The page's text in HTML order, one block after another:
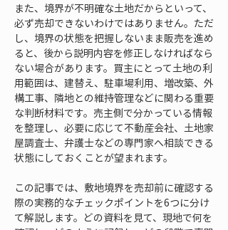
また、境界が不明確な土地だからといって、
必ず売却できないわけではありません。ただ
し、境界の状態を把握しないまま販売を進め
ると、後から説明内容を修正しなければなら
ない場合があります。買主にとって土地の利
用範囲は、建替え、駐車場利用、増改築、外
構工事、隣地との維持管理などに関わる重要
な判断材料です。売主側で分かっている情報
を整理し、必要に応じて不動産会社、土地家
屋調査士、弁護士などの専門家へ相談できる
状態にしておくことが望まれます。
この記事では、敷地境界を売却前に確認する
際の実務的なチェックポイントを6つに分け
て解説します。どの資料を見て、現地で何を